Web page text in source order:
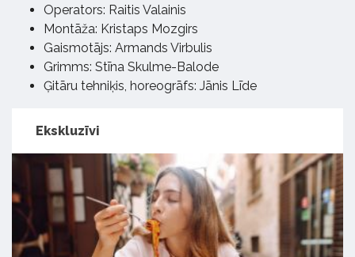
Operators: Raitis Valainis
Montāža: Kristaps Mozgirs
Gaismotājs: Armands Virbulis
Grimms: Stīna Skulme-Balode
Ģitāru tehniķis, horeogrāfs: Jānis Līde
Ekskluzīvi